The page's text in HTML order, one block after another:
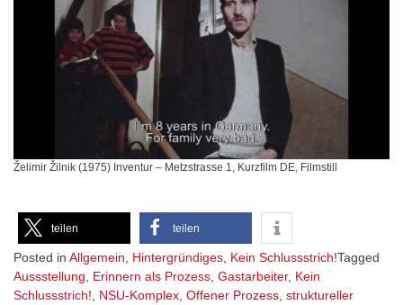
Želimir Žilnik (1975) Inventur – Metzstrasse 1, Kurzfilm DE, Filmstill
teilen teilen
Posted in Allgemein Hintergründiges Kein Schlussstrich!Tagged
Aussstellung
Erinnern als Prozess Gastarbeiter, Kein
Schlussstrich!
NSU-Komplex Offener Prozess struktureller